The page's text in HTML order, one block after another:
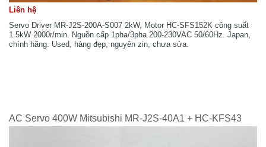
Liên hệ
Servo Driver MR-J2S-200A-S007 2kW, Motor HC-SFS152K công suất
1.5kW 2000r/min. Nguồn cấp 1pha/3pha 200-230VAC 50/60Hz. Japan,
chính hãng. Used, hàng đẹp, nguyên zin, chưa sửa.
AC Servo 400W Mitsubishi MR-J2S-40A1 + HC-KFS43